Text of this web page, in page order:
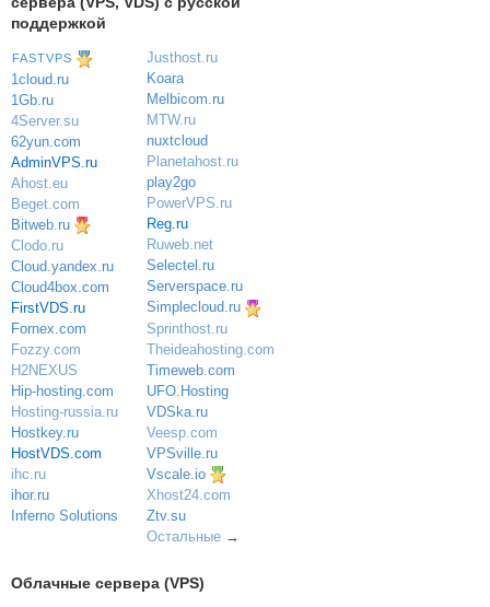
поддержкой
FASTVPS
1cloud.ru
1Gb.ru
4Server.su
62yun.com
AdminVPS.ru
Ahost.eu
Beget.com
Bitweb.ru
Clodo.ru
Cloud.yandex.ru
Cloud4box.com
FirstVDS.ru
Fornex.com
Fozzy.com
H2NEXUS
Hip-hosting.com
Hosting-russia.ru
Hostkey.ru
HostVDS.com
ihc.ru
ihor.ru
Inferno Solutions
Justhost.ru
Koara
Melbicom.ru
MTW.ru
nuxtcloud
Planetahost.ru
play2go
PowerVPS.ru
Reg.ru
Ruweb.net
Selectel.ru
Serverspace.ru
Simplecloud.ru
Sprinthost.ru
Theideahosting.com
Timeweb.com
UFO.Hosting
VDSka.ru
Veesp.com
VPSville.ru
Vscale.io
Xhost24.com
Ztv.su
Остальные→
Облачные сервера (VPS)